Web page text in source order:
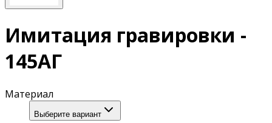
Имитация гравировки -
145АГ
Материал
Выберите вариант